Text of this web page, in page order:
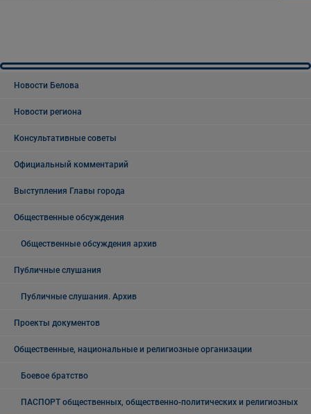
Новости Белова
Новости региона
Консультативные советы
Официальный комментарий
Выступления Главы города
Общественные обсуждения
Общественные обсуждения архив
Публичные слушания
Публичные слушания. Архив
Проекты документов
Общественные, национальные и религиозные организации
Боевое братство
ПАСПОРТ общественных, общественно-политических и религиозных